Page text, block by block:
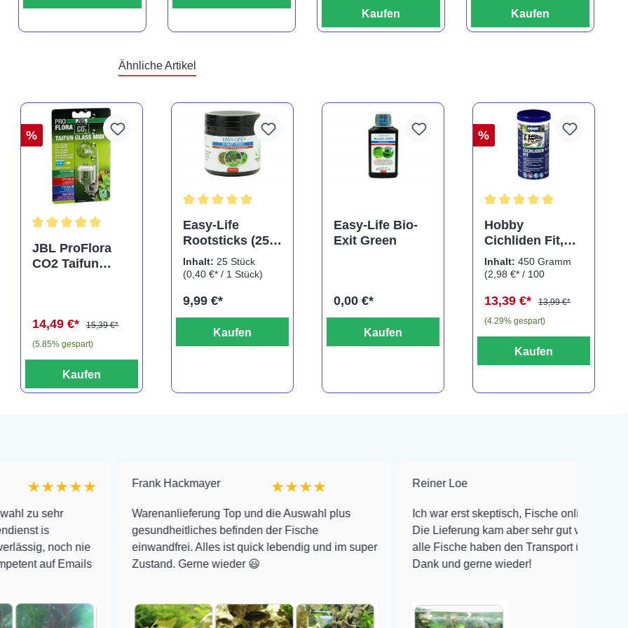
Kaufen Kaufen
Ähnliche Artikel
von 5 von 5 Sternen
%
Durchschnittliche Bewertung von 5 von 5 Sternen
JBL ProFlora
CO2 Taifun
14,49 €*
15,39 €*
(5.85% gespart)
Kaufen
Easy-Life
Rootsticks (25
Sticks)
Inhalt: 25 Stück
(0,40 €* / 1 Stück)
9,99 €*
Kaufen
Easy-Life Bio-
Exit Green
0,00 €*
Kaufen
%
Hobby
Cichliden Fit,
450 g
Inhalt:450 Gramm
(2,98 €* / 100
13,39 €*
13,99 €*
(4.29% gespart)
Kaufen
nie
Frank Hackmayer ★★★★
Warenanlieferung Top und die Auswahl plus
gesundheitliches befinden der Fische
einwandfrei. Alles ist quick lebendig und im super
Zustand. Gerne wieder 😃
Ich war erst skeptisch, Fische online zu bestellen!
Die Lieferung kam aber sehr gut verpackt an und
alle Fische haben den Transport überlebt! Vielen
Dank und gerne wieder!